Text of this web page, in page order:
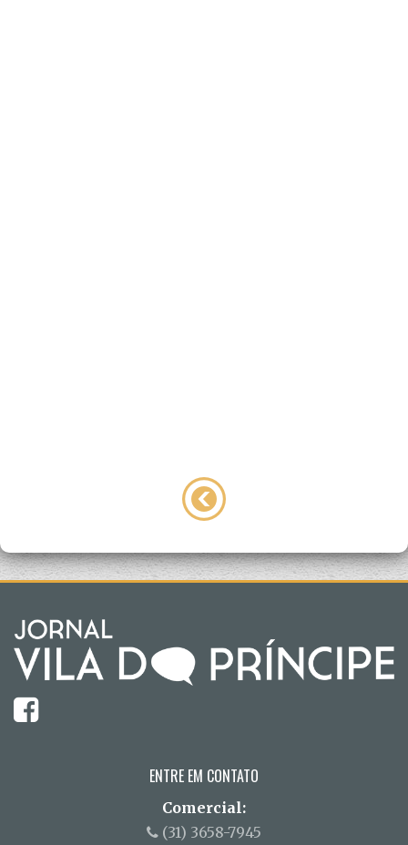
ENTRE EM CONTATO
Comercial:
(31) 3658-7945